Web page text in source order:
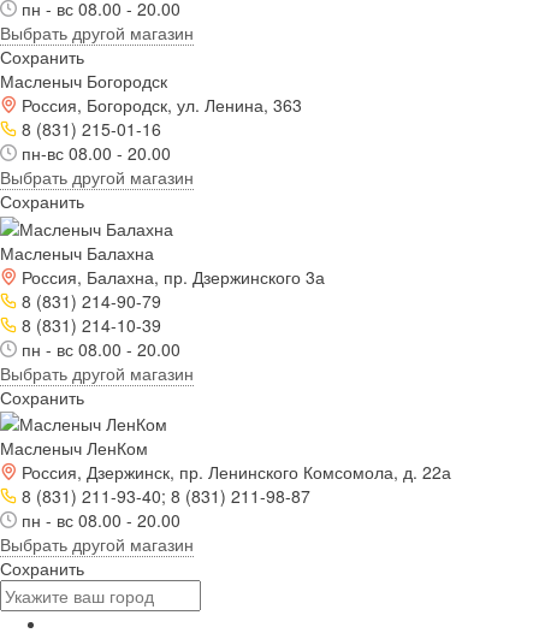
пн - вс 08.00 - 20.00
Выбрать другой магазин
Сохранить
Масленыч Богородск
Россия, Богородск, ул. Ленина, 363
8 (831) 215-01-16
пн-вс 08.00 - 20.00
Выбрать другой магазин
Сохранить
Масленыч Балахна
Россия, Балахна, пр. Дзержинского 3а
8 (831) 214-90-79
8 (831) 214-10-39
пн - вс 08.00 - 20.00
Выбрать другой магазин
Сохранить
Масленыч ЛенКом
Россия, Дзержинск, пр. Ленинского Комсомола, д. 22а
8 (831) 211-93-40; 8 (831) 211-98-87
пн - вс 08.00 - 20.00
Выбрать другой магазин
Сохранить